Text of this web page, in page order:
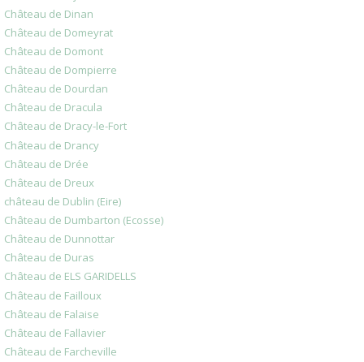
Château de Dinan
Château de Domeyrat
Château de Domont
Château de Dompierre
Château de Dourdan
Château de Dracula
Château de Dracy-le-Fort
Château de Drancy
Château de Drée
Château de Dreux
château de Dublin (Eire)
Château de Dumbarton (Ecosse)
Château de Dunnottar
Château de Duras
Château de ELS GARIDELLS
Château de Failloux
Château de Falaise
Château de Fallavier
Château de Farcheville